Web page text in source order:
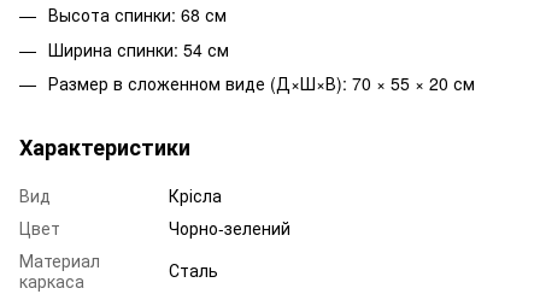
Высота спинки: 68 см
Ширина спинки: 54 см
Размер в сложенном виде (Д×Ш×В): 70 × 55 × 20 см
Характеристики
Вид
Крісла
Цвет
Чорно-зелений
Материал
каркаса
Сталь